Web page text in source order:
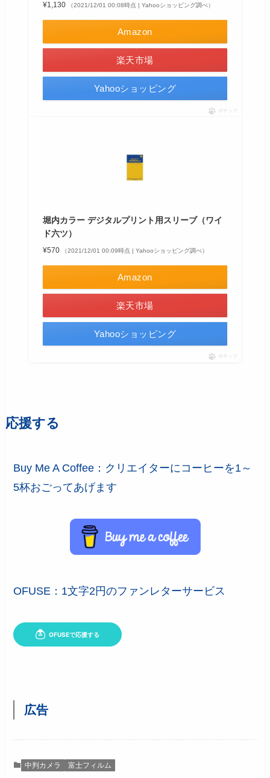
¥1,130
（2021/12/01 00:08時点 | Yahooショッピング調べ）
Amazon
楽天市場
Yahooショッピング
ポチップ
堀内カラー デジタルプリント用スリーブ（ワイ
ド六ツ）
¥570 （2021/12/01 00:09時点 | Yahooショッピング調べ）
Amazon
楽天市場
Yahooショッピング
ポチップ
応援する
Buy Me A Coffee：クリエイターにコーヒーを1～
5杯おごってあげます
OFUSE：1文字2円のファンレターサービス
広告
中判カメラ 富士フィルム